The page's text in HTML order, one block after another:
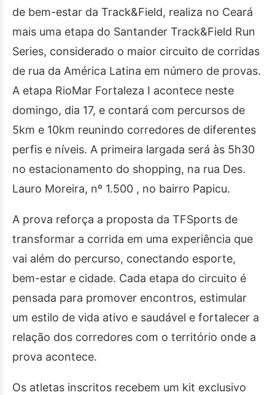
de bem-estar da Track&Field, realiza no Ceará
mais uma etapa do Santander Track&Field Run
Series, considerado o maior circuito de corridas
de rua da América Latina em número de provas.
A etapa RioMar Fortaleza I acontece neste
domingo, dia 17, e contará com percursos de
5km e 10km reunindo corredores de diferentes
perfis e níveis. A primeira largada será às 5h30
no estacionamento do shopping, na rua Des.
Lauro Moreira, nº 1.500 , no bairro Papicu.
A prova reforça a proposta da TFSports de
transformar a corrida em uma experiência que
vai além do percurso, conectando esporte,
bem-estar e cidade. Cada etapa do circuito é
pensada para promover encontros, estimular
um estilo de vida ativo e saudável e fortalecer a
relação dos corredores com o território onde a
prova acontece.
Os atletas inscritos recebem um kit exclusivo